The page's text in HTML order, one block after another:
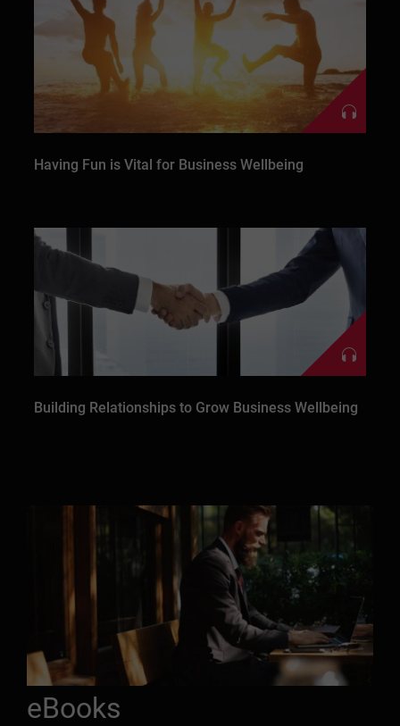
Having Fun is Vital for Business Wellbeing
Building Relationships to Grow Business Wellbeing
eBooks